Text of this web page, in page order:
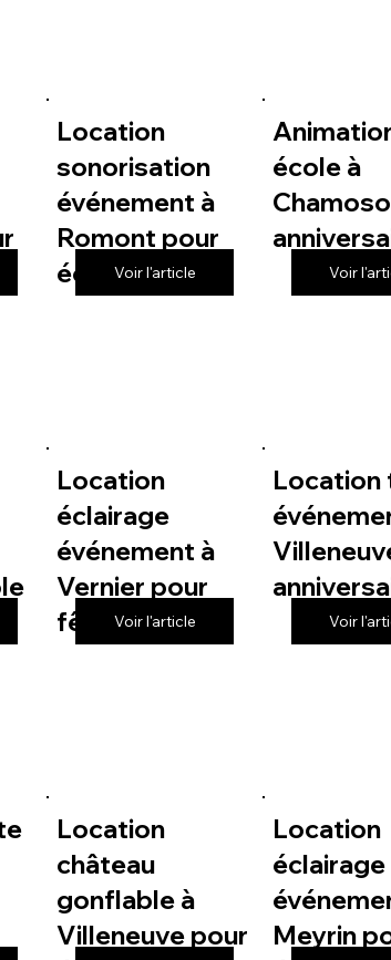
Location
sonorisation
événement à
Romont pour
écoleVoir l'article
école à
Voir
Location
éclairage
événement à
Vernier pour
fête de village
Voir l'article
Location
Voir
Location
château
gonflable à
Villeneuve pour
Location
éclairage
Meyrin